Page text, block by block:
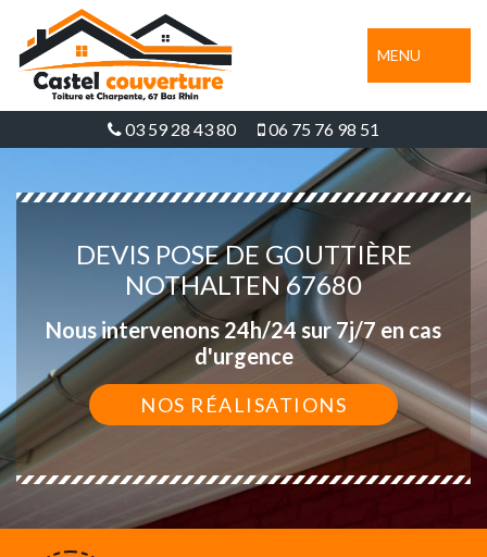
MENU
03 59 28 43 80 06 75 76 98 51
DEVIS POSE DE GOUTTIÈRE
NOTHALTEN 67680
Nous intervenons 24h/24 sur 7j/7 en cas
d'urgence
NOS RÉALISATIONS